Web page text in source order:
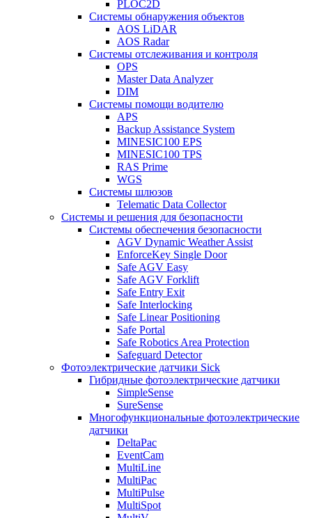
PLOC2D
Системы обнаружения объектов
AOS LiDAR
AOS Radar
Системы отслеживания и контроля
OPS
Master Data Analyzer
DIM
Системы помощи водителю
APS
Backup Assistance System
MINESIC100 EPS
MINESIC100 TPS
RAS Prime
WGS
Системы шлюзов
Telematic Data Collector
Системы и решения для безопасности
Системы обеспечения безопасности
AGV Dynamic Weather Assist
EnforceKey Single Door
Safe AGV Easy
Safe AGV Forklift
Safe Entry Exit
Safe Interlocking
Safe Linear Positioning
Safe Portal
Safe Robotics Area Protection
Safeguard Detector
Фотоэлектрические датчики Sick
Гибридные фотоэлектрические датчики
SimpleSense
SureSense
Многофункциональные фотоэлектрические
датчики
DeltaPac
EventCam
MultiLine
MultiPac
MultiPulse
MultiSpot